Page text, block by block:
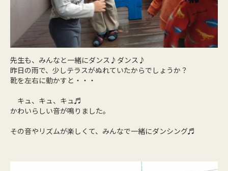
先生も、みんなと一緒にダンス♪ダンス♪
昨日の雨で、少しテラスがぬれていたからでしょうか？
靴を左右に動かすと・・・
キュ、キュ、キュ♬
かわいらしい音が鳴りました。
その音やリズムが楽しくて、みんなで一緒にダンシング♬